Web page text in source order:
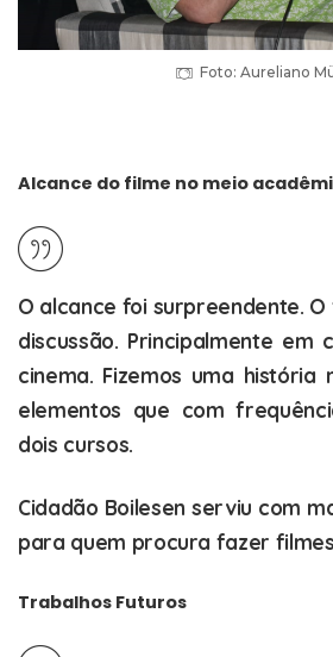
Foto: Aureliano
Alcance do filme no meio
O alcance foi surpreendente.
discussão. Principalmente em
cinema. Fizemos uma história
elementos que com
dois cursos.
Cidadão Boilesen serviu com
para quem procura fazer
Trabalhos Futuros